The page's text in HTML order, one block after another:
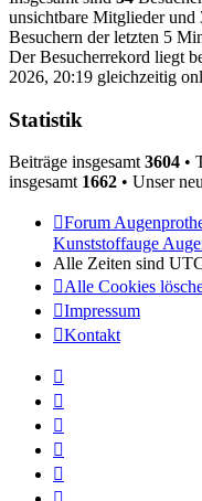
unsichtbare Mitglieder und
Besuchern der letzten 5
Der Besucherrekord liegt
2026, 20:19 gleichzeitig
Statistik
Beiträge insgesamt 3604 •
insgesamt 1662 • Unser
Forum
Kunststoffauge
Alle Zeiten sind
Alle Cookies
Impressum
Kontakt